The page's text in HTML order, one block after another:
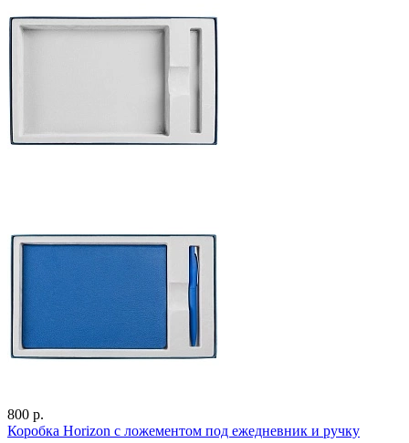
800 р.
Коробка Horizon с ложементом под ежедневник и ручку